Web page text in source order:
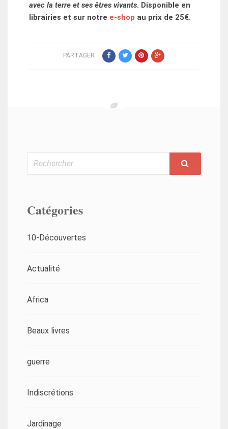
avec la terre et ses êtres vivants. Disponible en
librairies et sur notre e-shop au prix de 25€.
PARTAGER :
Rechercher
Catégories
10-Découvertes
Actualité
Africa
Beaux livres
guerre
Indiscrétions
Jardinage